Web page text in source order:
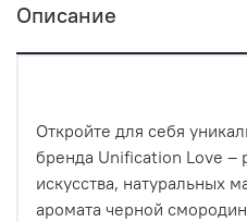
Описание
Откройте для себя
бренда Unification Love –
искусства, натуральных
аромата черной